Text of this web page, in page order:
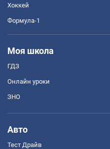
Хоккей
Формула-1
Моя школа
ГДЗ
Онлайн уроки
ЗНО
Авто
Тест Драйв